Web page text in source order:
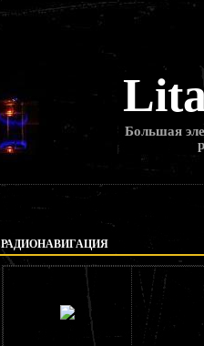
Большая
РАДИОНАВИГАЦИЯ